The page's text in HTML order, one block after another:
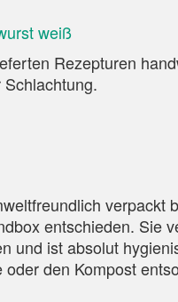
weiß
Rezepturen
verpackt
entschieden. Sie
und ist absolut
den Kompost